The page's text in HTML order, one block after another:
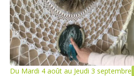
Du Mardi 4 août au Jeudi 3 septembre